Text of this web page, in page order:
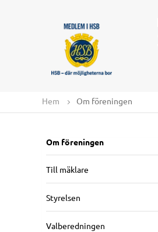
Hem Om föreningen
Om föreningen
Till mäklare
Styrelsen
Valberedningen